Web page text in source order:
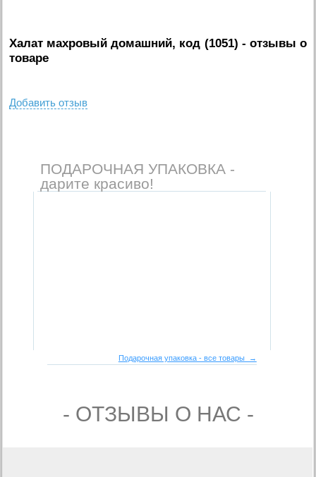
Халат махровый домашний, код (1051) - отзывы о
товаре
Добавить отзыв
ПОДАРОЧНАЯ УПАКОВКА -
дарите красиво!
Подарочная упаковка - все товары →
- ОТЗЫВЫ О НАС -